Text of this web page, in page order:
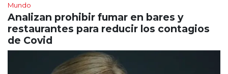
Mundo
Analizan prohibir fumar en bares y
restaurantes para reducir los contagios
de Covid